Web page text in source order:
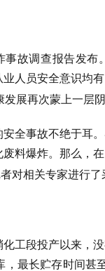
事故调查报告发布
人员安全意识均
展再次蒙上一层阴
全事故不绝于耳
料爆炸。那么，
对相关专家进行了
工段投产以来，
，最长贮存时间甚